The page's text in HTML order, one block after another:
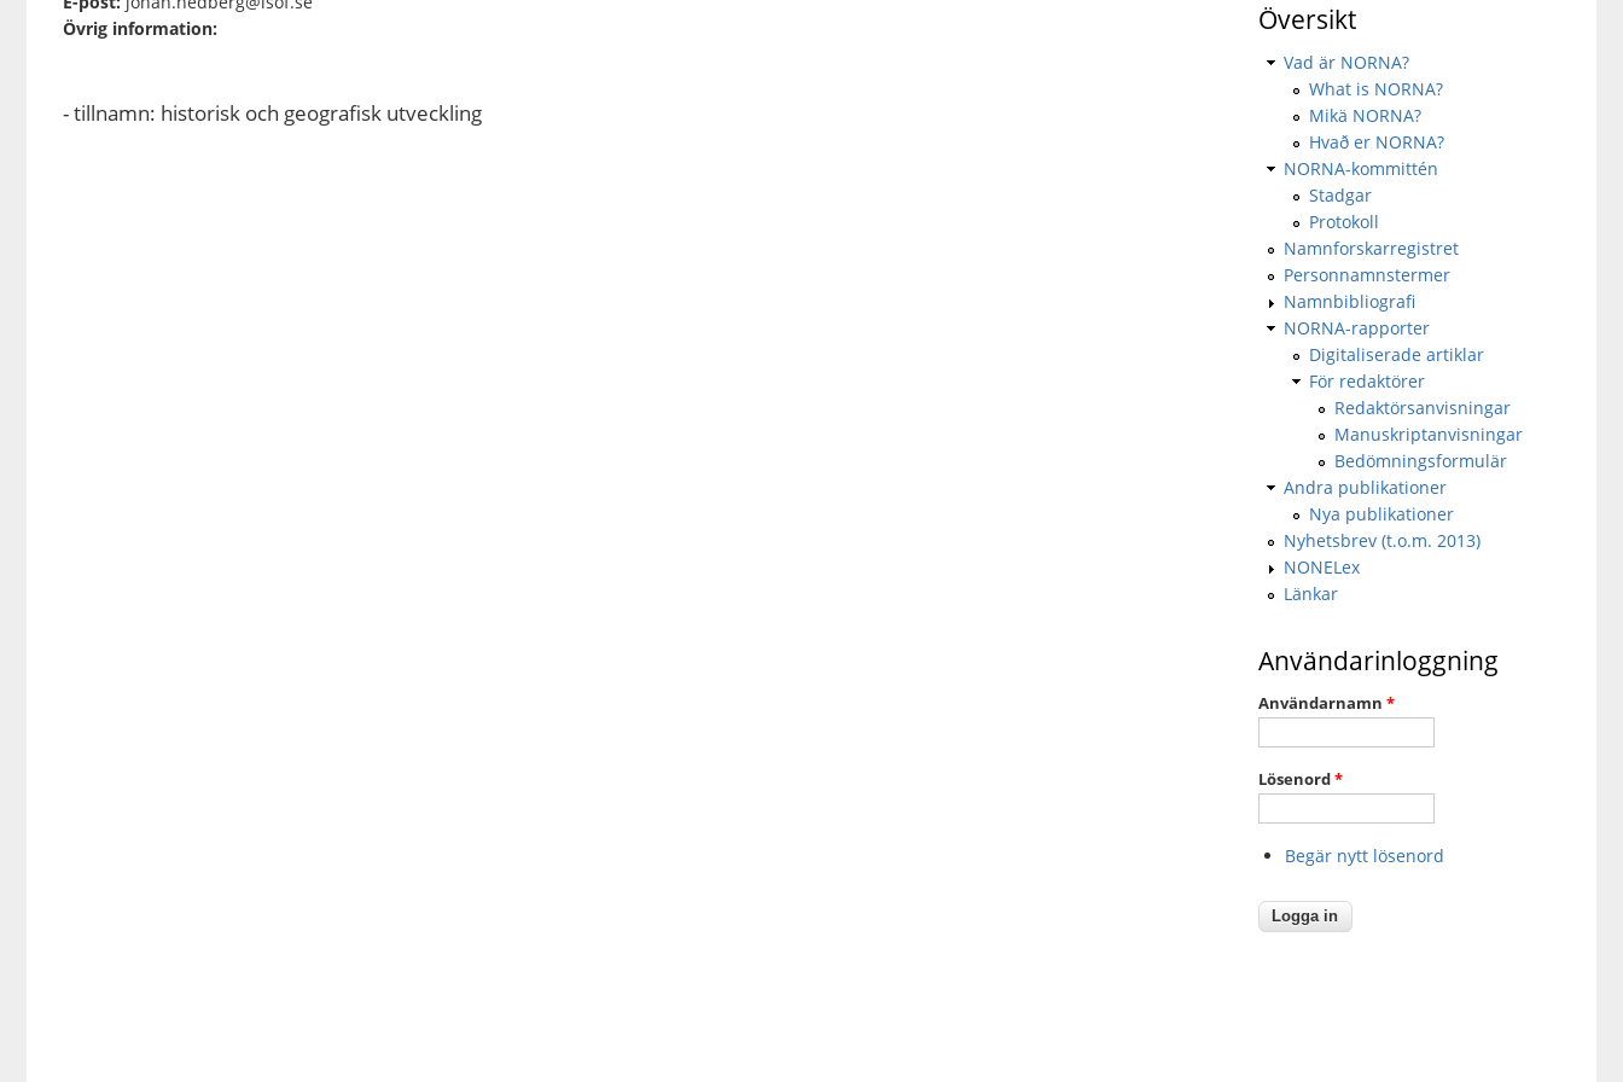
Övrig information:
- tillnamn: historisk och geografisk utveckling
Översikt
Vad är NORNA?
What is NORNA?
Mikä NORNA?
Hvað er NORNA?
NORNA-kommittén
Stadgar
Protokoll
Namnforskarregistret
Personnamnstermer
Namnbibliografi
NORNA-rapporter
Digitaliserade artiklar
För redaktörer
Redaktörsanvisningar
Manuskriptanvisningar
Bedömningsformulär
Andra publikationer
Nya publikationer
Nyhetsbrev (t.o.m. 2013)
NONELex
Länkar
Användarinloggning
Användarnamn *
Lösenord*
Begär nytt lösenord